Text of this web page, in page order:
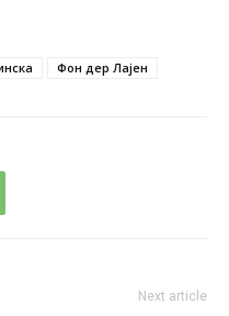
Фон дер Лајен
Next article